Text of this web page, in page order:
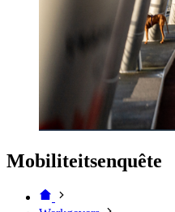
Mobiliteitsenquête